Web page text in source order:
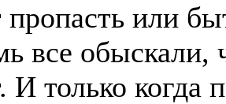
или
все обыскали,
И только когда